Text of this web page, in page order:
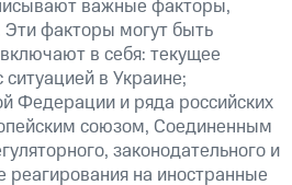
важные факторы,
факторы могут быть
в себя: текущее
в Украине;
Федерации и ряда российских
союзом, Соединенным
законодательного и
реагирования на иностранные